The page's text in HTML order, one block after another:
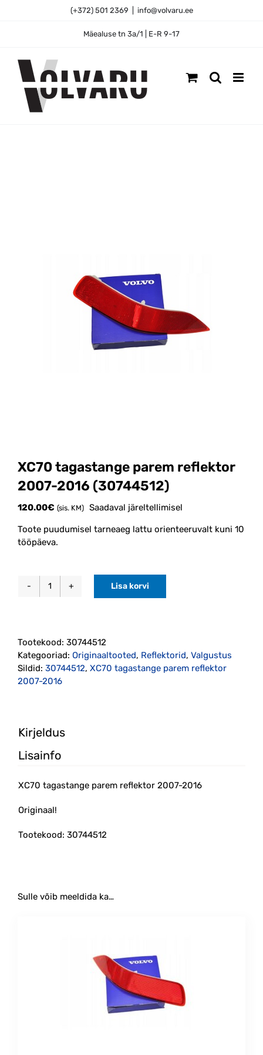
(+372) 501 2369 info@volvaru.ee
Mäealuse tn 3a/1 | E-R 9-17
XC70 tagastange parem reflektor
2007-2016 (30744512)
120.00€ (sis. KM) Saadaval järeltellimisel
Toote puudumisel tarneaeg lattu orienteeruvalt kuni 10
tööpäeva.
XC70
2007-
2016
(30744512)
kogus
Lisa korvi
Tootekood: 30744512
Kategooriad: Originaaltooted, Reflektorid, Valgustus
Sildid: 30744512, XC70 tagastange parem reflektor
2007-2016
Kirjeldus
Lisainfo
XC70 tagastange parem reflektor 2007-2016
Originaal!
Tootekood: 30744512
Sulle võib meeldida ka…